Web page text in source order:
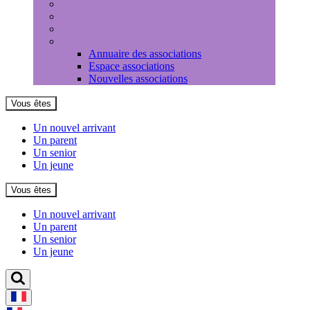
Annuaire des associations
Espace associations
Nouvelles associations
Vous êtes
Un nouvel arrivant
Un parent
Un senior
Un jeune
Vous êtes
Un nouvel arrivant
Un parent
Un senior
Un jeune